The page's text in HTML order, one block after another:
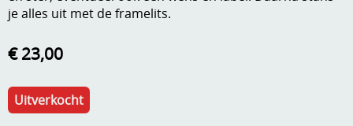
DVD-CD
Embossen
Hechtingsmaterialen
Anders creatief
Gastenboek
je alles uit met de framelits.
€ 23,00
Uitverkocht